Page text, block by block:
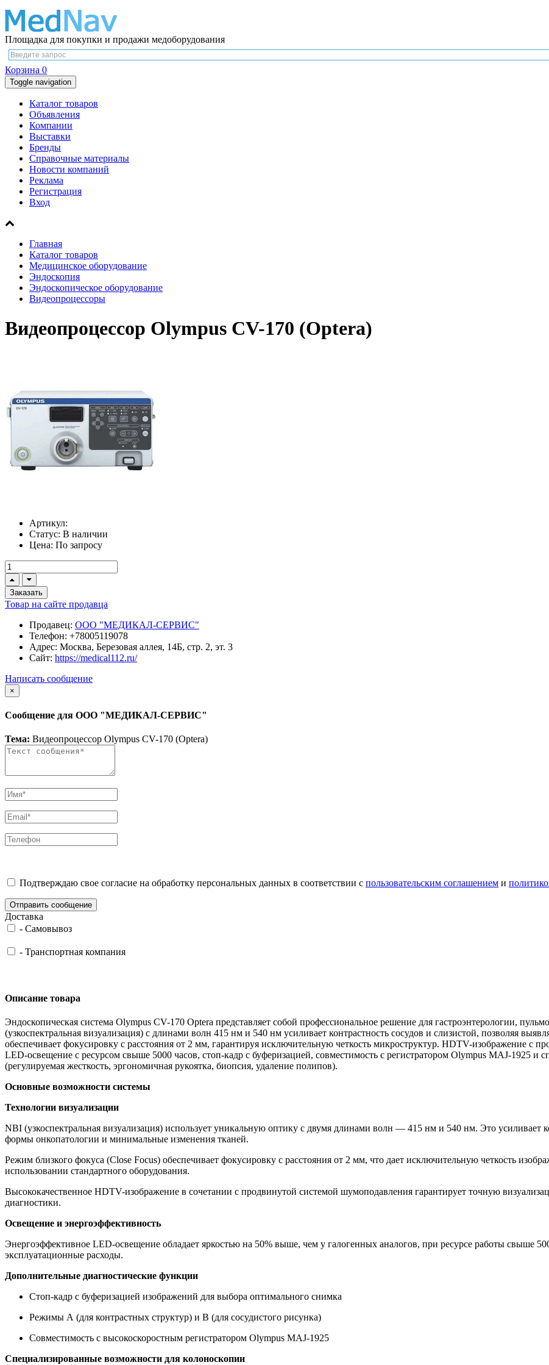
Площадка для покупки и продажи медоборудования
Корзина 0
Toggle navigation
Каталог товаров
Объявления
Компании
Выставки
Бренды
Справочные материалы
Новости компаний
Реклама
Регистрация
Вход
Главная
Каталог товаров
Медицинское оборудование
Эндоскопия
Эндоскопическое оборудование
Видеопроцессоры
Видеопроцессор Olympus CV-170 (Optera)
Артикул:
Статус: В наличии
Цена: По запросу
Заказать
Товар на сайте продавца
Продавец: ООО "МЕДИКАЛ-СЕРВИС"
Телефон: +78005119078
Адрес: Москва, Березовая аллея, 14Б, стр. 2, эт. 3
Сайт: https://medical112.ru/
Написать сообщение
×
Сообщение для ООО "МЕДИКАЛ-СЕРВИС"
Тема: Видеопроцессор Olympus CV-170 (Optera)
Подтверждаю свое согласие на обработку персональных данных в соответствии с пользовательским соглашением и
Отправить сообщение
Доставка
- Самовывоз
- Транспортная компания
Описание товара
Эндоскопическая система Olympus CV-170 Optera представляет собой профессиональное решение для гастроэнтерологии,
(узкоспектральная визуализация) с длинами волн 415 нм и 540 нм усиливает контрастность сосудов и слизистой, позволяя
обеспечивает фокусировку с расстояния от 2 мм, гарантируя исключительную четкость микроструктур. HDTV-изображение с
LED-освещение с ресурсом свыше 5000 часов, стоп-кадр с буферизацией, совместимость с регистратором Olympus MAJ-1925 и
(регулируемая жесткость, эргономичная рукоятка, биопсия, удаление полипов).
Основные возможности системы
Технологии визуализации
NBI (узкоспектральная визуализация) использует уникальную оптику с двумя длинами волн — 415 нм и 540 нм. Это усиливает
формы онкопатологии и минимальные изменения тканей.
Режим близкого фокуса (Close Focus) обеспечивает фокусировку с расстояния от 2 мм, что дает исключительную четкость
использовании стандартного оборудования.
Высококачественное HDTV-изображение в сочетании с продвинутой системой шумоподавления гарантирует точную
диагностики.
Освещение и энергоэффективность
Энергоэффективное LED-освещение обладает яркостью на 50% выше, чем у галогенных аналогов, при ресурсе работы свыше
эксплуатационные расходы.
Дополнительные диагностические функции
Стоп-кадр с буферизацией изображений для выбора оптимального снимка
Режимы А (для контрастных структур) и В (для сосудистого рисунка)
Совместимость с высокоскоростным регистратором Olympus MAJ-1925
Специализированные возможности для колоноскопии